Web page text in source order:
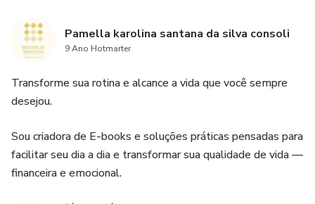
Pamella karolina santana da silva consoli
9 Ano Hotmarter
Transforme sua rotina e alcance a vida que você sempre
desejou.
Sou criadora de E-books e soluções práticas pensadas para
facilitar seu dia a dia e transformar sua qualidade de vida —
financeira e emocional.